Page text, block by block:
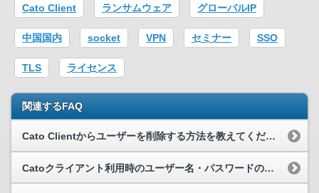
Cato Client ランサムウェア グローバルIP
中国国内 socket VPN セミナー SSO
TLS ライセンス
関連するFAQ
Cato Clientからユーザーを削除する方法を教えてください
Catoクライアント利用時のユーザー名・パスワードの入力について